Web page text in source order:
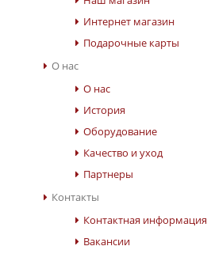
Интернет магазин
Подарочные карты
О нас
О нас
История
Оборудование
Качество и уход
Партнеры
Контакты
Контактная информация
Вакансии